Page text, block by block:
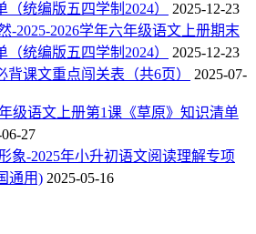
统编版五四学制2024）
2025-12-23
-2025-2026学年六年级语文上册期末
统编版五四学制2024）
2025-12-23
背课文重点闯关表（共6页）
2025-07-
级语文上册第1课《草原》知识清单
27
象-2025年小升初语文阅读理解专项
通用) 2025-05-16